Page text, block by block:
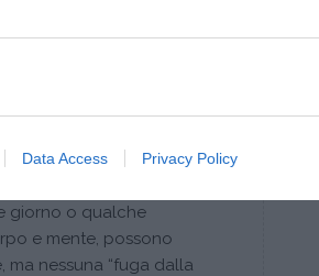
Data Access Privacy Policy
se non si sono
giorno o qualche
e mente, possono
nessuna “fuga dalla